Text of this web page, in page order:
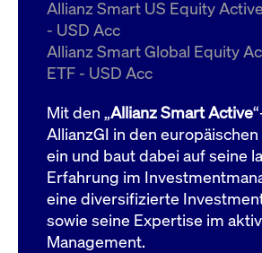
Allianz Smart US Equity
- USD Acc
Allianz Smart Global Equity
ETF - USD Acc
Mit den „Allianz Smart Active
AllianzGI in den
ein und baut dabei auf seine
Erfahrung im
eine diversifizierte
sowie seine Expertise im
Management.
ApplicationGatewayAffinityCORS
boerse.com